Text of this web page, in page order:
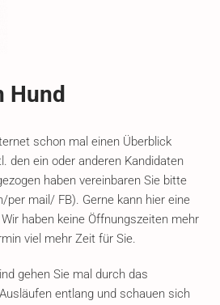
Hund
schon mal einen Überblick
den ein oder anderen Kandidaten
haben vereinbaren Sie bitte
per mail/ FB). Gerne kann hier eine
haben keine Öffnungszeiten mehr
viel mehr Zeit für Sie.
gehen Sie mal durch das
entlang und schauen sich